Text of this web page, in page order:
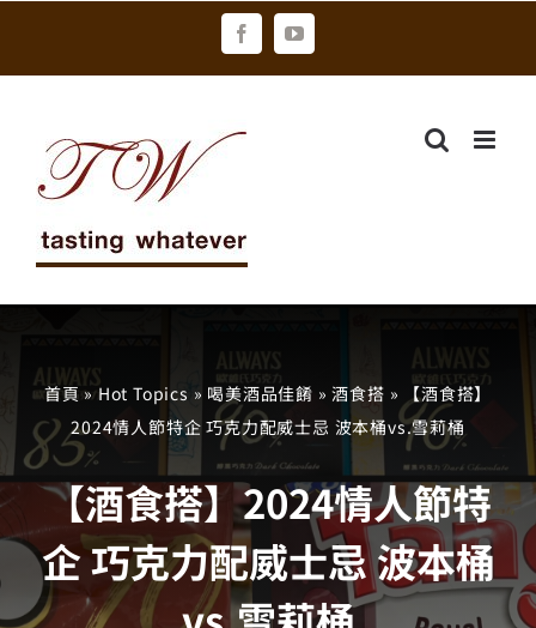
FacebookYouTube
首頁»Hot Topics » 喝美酒品佳餚 »酒食搭 » 【酒食搭】
2024情人節特企 巧克力配威士忌 波本桶vs.雪莉桶
【酒食搭】2024情人節特
企 巧克力配威士忌 波本桶